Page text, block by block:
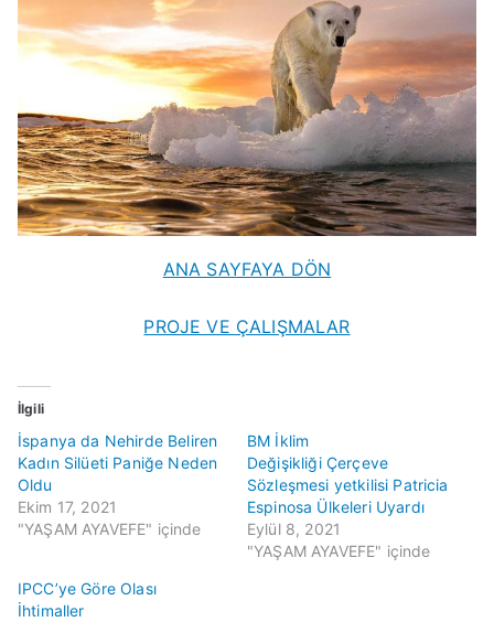
ANA SAYFAYA DÖN
PROJE VE ÇALIŞMALAR
İlgili
İspanya da Nehirde Beliren
Kadın Silüeti Paniğe Neden
Oldu
Ekim 17, 2021
"YAŞAM AYAVEFE" içinde
BM İklim
Değişikliği Çerçeve
Sözleşmesi yetkilisi Patricia
Espinosa Ülkeleri Uyardı
Eylül 8, 2021
"YAŞAM AYAVEFE" içinde
IPCC’ye Göre Olası
İhtimaller